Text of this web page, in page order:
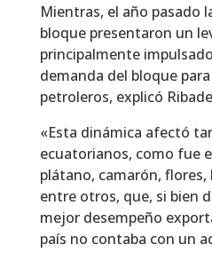
Mientras, el año pasado
bloque presentaron un
principalmente
demanda del bloque
petroleros, explicó
«Esta dinámica afectó
ecuatorianos, como fue
plátano, camarón,
entre otros, que, si bien
mejor desempeño
país no contaba con un